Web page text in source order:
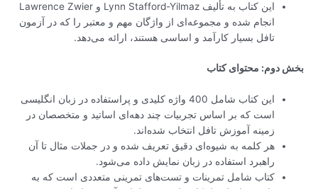
این کتاب به تألیف Lynn Stafford-Yilmaz و Lawrence Zwier
انجام شده و مجموعه‌ای از واژگان مهم و معتبر را که در آزمون
تافل بسیار کارآمد و اساسی هستند، ارائه می‌دهد.
بخش دوم: محتوای کتاب
این کتاب شامل 400 واژه کلیدی و پراستفاده در زبان انگلیسی
است که بر اساس تجربیات چند دهه‌ای اساتید و متخصصان در
زمینه آموزش تافل انتخاب شده‌اند.
هر کلمه به شیوه‌ای دقیق تعریف شده و در جملات مثال تا آن
راهبرد استفاده در زبان نمایش داده می‌شود.
کتاب شامل تمرینات و تست‌های تمرینی متعددی است که به